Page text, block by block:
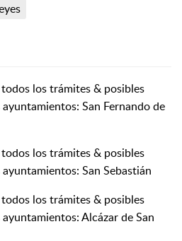
los trámites & posibles
San Fernando de
los trámites & posibles
San Sebastián
los trámites & posibles
Alcázar de San